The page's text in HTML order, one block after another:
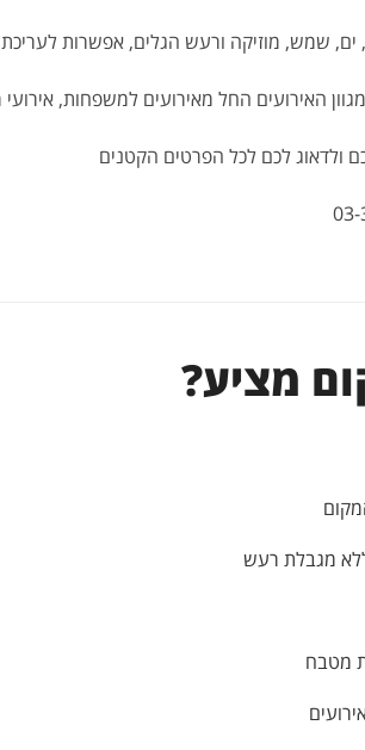
ים, שמש, מוזיקה ורעש הגלים, אפשרות
האירועים החל מאירועים למשפחות, אירועי
ולדאוג לכם לכל הפרטים הקטנים
מציע?
מגבלת רעש
מטבח